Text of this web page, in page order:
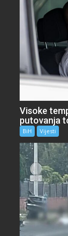
Visoke
putovanja
BiH Vijesti